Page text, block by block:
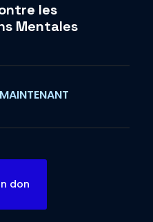
les
Mentales
don